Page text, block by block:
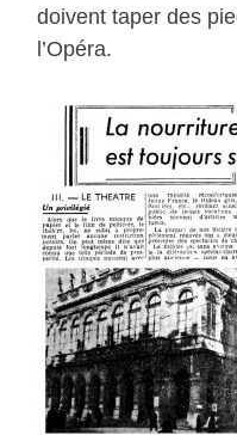
doivent taper des
l’Opéra.